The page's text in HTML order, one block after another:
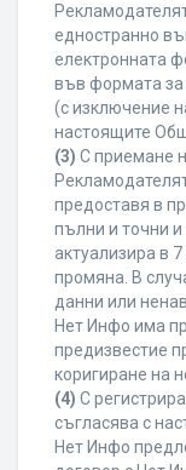
едностранно
електронната
във формата за
(с изключение
настоящите
(3) С приемане
предоставя в
пълни и точни
актуализира в
промяна. В
данни или
Нет Инфо има
предизвестие
коригиране на
(4) С
съгласява с
Нет Инфо